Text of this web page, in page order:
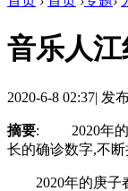
音乐人江
2020-6-8 02:37| 发
摘要: 2020年的庚
长的确诊数字,不
2020年的庚子春